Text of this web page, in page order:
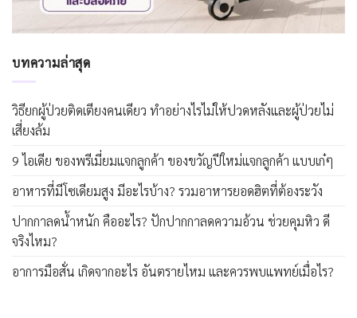
บทความล่าสุด
วิธียกผู้ป่วยติดเตียงคนเดียว ทำอย่างไรไม่ให้ปวดหลังและผู้ป่วยไม่
เสี่ยงล้ม
9 ไอเดีย ของพรีเมี่ยมแจกลูกค้า ของขวัญปีใหม่แจกลูกค้า แบบเก๋ๆ
อาหารที่มีโซเดียมสูง มีอะไรบ้าง? รวมอาหารยอดฮิตที่ต้องระวัง
ปากกาลดน้ำหนัก คืออะไร? ปักปากกาลดความอ้วน ช่วยคุมหิว ดี
จริงไหม?
อาการมือสั่น เกิดจากอะไร อันตรายไหม และควรพบแพทย์เมื่อไร?